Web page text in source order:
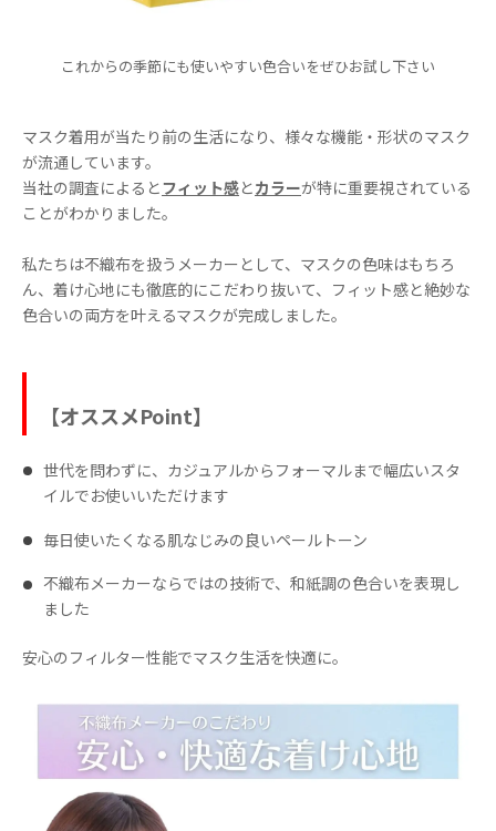
これからの季節にも使いやすい色合いをぜひお試し下さい
マスク着用が当たり前の生活になり、様々な機能・形状のマスク
が流通しています。
当社の調査によるとフィット感とカラーが特に重要視されている
ことがわかりました。
私たちは不織布を扱うメーカーとして、マスクの色味はもちろ
ん、着け心地にも徹底的にこだわり抜いて、フィット感と絶妙な
色合いの両方を叶えるマスクが完成しました。
【オススメPoint】
世代を問わずに、カジュアルからフォーマルまで幅広いスタ
イルでお使いいただけます
毎日使いたくなる肌なじみの良いペールトーン
不織布メーカーならではの技術で、和紙調の色合いを表現し
ました
安心のフィルター性能でマスク生活を快適に。